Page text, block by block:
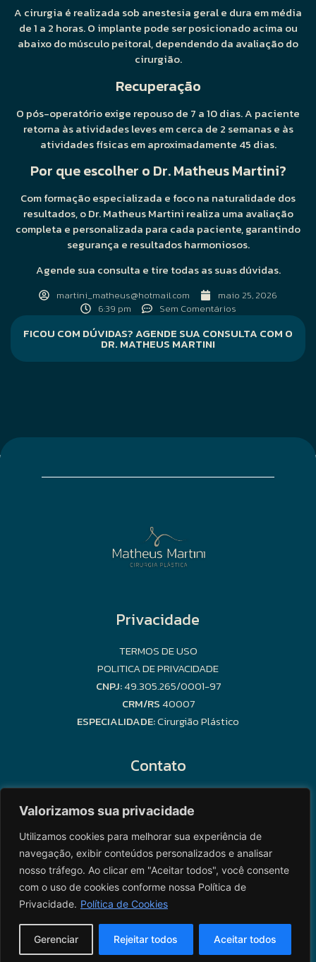
Valorizamos sua privacidade
Utilizamos cookies para melhorar sua experiência de
navegação, exibir conteúdos personalizados e analisar
nosso tráfego. Ao clicar em "Aceitar todos", você consente
com o uso de cookies conforme nossa Política de
Privacidade. Política de Cookies
Gerenciar Rejeitar todos Aceitar todos
A cirurgia é realizada sob anestesia geral e dura em média
de 1 a 2 horas. O implante pode ser posicionado acima ou
abaixo do músculo peitoral, dependendo da avaliação do
cirurgião.
Recuperação
O pós-operatório exige repouso de 7 a 10 dias. A paciente
retorna às atividades leves em cerca de 2 semanas e às
atividades físicas em aproximadamente 45 dias.
Por que escolher o Dr. Matheus Martini?
Com formação especializada e foco na naturalidade dos
resultados, o Dr. Matheus Martini realiza uma avaliação
completa e personalizada para cada paciente, garantindo
segurança e resultados harmoniosos.
Agende sua consulta e tire todas as suas dúvidas.
martini_matheus@hotmail.com
maio 25, 2026
6:39 pm
Sem Comentários
FICOU COM DÚVIDAS? AGENDE SUA CONSULTA COM O
DR. MATHEUS MARTINI
Privacidade
TERMOS DE USO
POLITICA DE PRIVACIDADE
CNPJ:49.305.265/0001-97
CRM/RS40007
ESPECIALIDADE:Cirurgião Plástico
Contato
MARCAR UMA CONSULTA
WHATSAPP
NOSSO EMAIL
© 2026 Dr. Matheus Martini — Todos os direitos reservados | Desenvolvido por
Mattès